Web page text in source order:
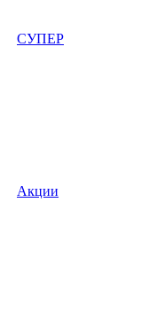
СУПЕР
Акции